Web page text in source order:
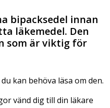
bipacksedel innan
läkemedel. Den
som är viktig för
kan behöva läsa om den.
vänd dig till din läkare